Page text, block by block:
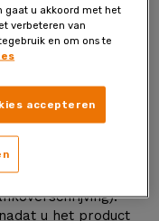
€49,90 (totale prijs
maand).
+ verzendkosten.
u het product
gaat u akkoord met het
verbeteren van
en om ons te
accepteren